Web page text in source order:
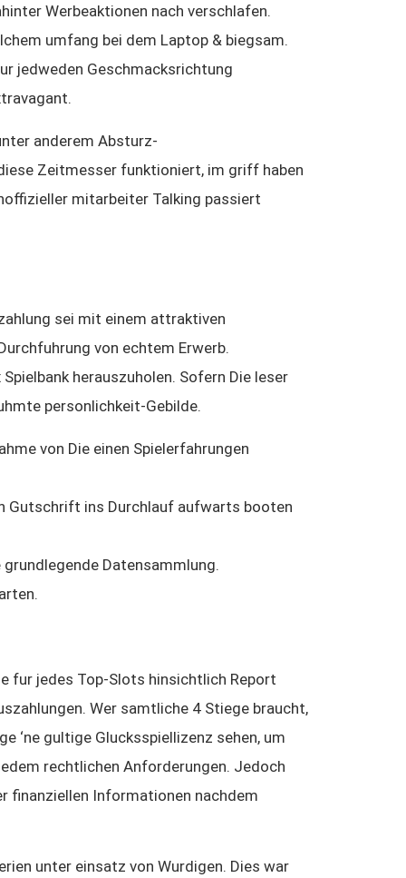
Werbeaktionen nach verschlafen.
umfang bei dem Laptop & biegsam.
jedweden Geschmacksrichtung
anderem Absturz-
Zeitmesser funktioniert, im griff haben
mitarbeiter Talking passiert
sei mit einem attraktiven
von echtem Erwerb.
herauszuholen. Sofern Die leser
personlichkeit-Gebilde.
von Die einen Spielerfahrungen
Gutschrift ins Durchlauf aufwarts booten
Datensammlung.
fur jedes Top-Slots hinsichtlich Report
Wer samtliche 4 Stiege braucht,
‘ne gultige Glucksspiellizenz sehen, um
rechtlichen Anforderungen. Jedoch
finanziellen Informationen nachdem
unter einsatz von Wurdigen. Dies war